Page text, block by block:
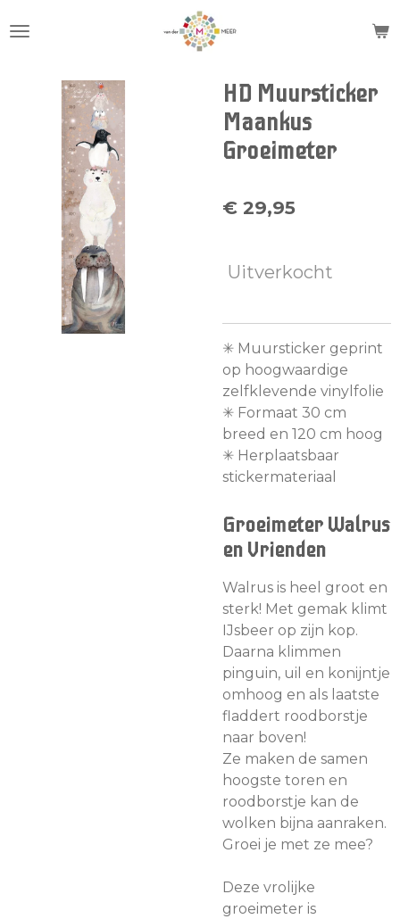
direct
hoofdinhoud
HD Muursticker
Maankus
Groeimeter
€ 29,95
Uitverkocht
✳︎ Muursticker geprint
op hoogwaardige
zelfklevende vinylfolie
✳︎ Formaat 30 cm
breed en 120 cm hoog
✳︎ Herplaatsbaar
stickermateriaal
Groeimeter Walrus
en Vrienden
Walrus is heel groot en
sterk! Met gemak klimt
IJsbeer op zijn kop.
Daarna klimmen
pinguin, uil en konijntje
omhoog en als laatste
fladdert roodborstje
naar boven!
Ze maken de samen
hoogste toren en
roodborstje kan de
wolken bijna aanraken.
Groei je met ze mee?
Deze vrolijke
groeimeter is